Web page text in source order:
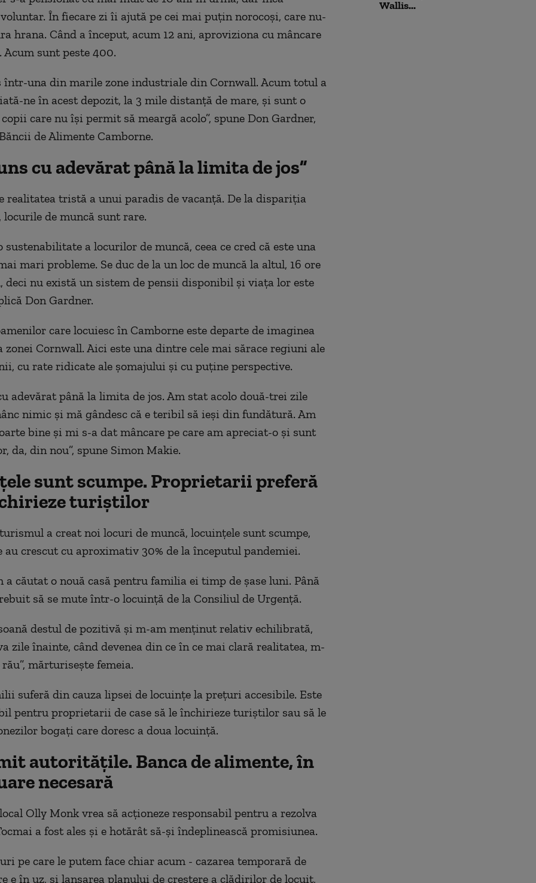
În fiecare zi îi ajută pe cei mai puțin norocoși, care nu-
hrana. Când a început, acum 12 ani, aproviziona cu mâncare
Acum sunt peste 400.
într-una din marile zone industriale din Cornwall. Acum totul a
ne în acest depozit, la 3 mile distanță de mare, și sunt o
care nu își permit să meargă acolo”, spune Don Gardner,
de Alimente Camborne.
cu adevărat până la limita de jos”
realitatea tristă a unui paradis de vacanță. De la dispariția
de muncă sunt rare.
sustenabilitate a locurilor de muncă, ceea ce cred că este una
mari probleme. Se duc de la un loc de muncă la altul, 16 ore
deci nu există un sistem de pensii disponibil și viața lor este
Don Gardner.
care locuiesc în Camborne este departe de imaginea
zonei Cornwall. Aici este una dintre cele mai sărace regiuni ale
cu rate ridicate ale șomajului și cu puține perspective.
adevărat până la limita de jos. Am stat acolo două-trei zile
nimic și mă gândesc că e teribil să ieși din fundătură. Am
bine și mi s-a dat mâncare pe care am apreciat-o și sunt
da, din nou”, spune Simon Makie.
sunt scumpe. Proprietarii preferă
turiștilor
a creat noi locuri de muncă, locuințele sunt scumpe,
crescut cu aproximativ 30% de la începutul pandemiei.
a căutat o nouă casă pentru familia ei timp de șase luni. Până
să se mute într-o locuință de la Consiliul de Urgență.
destul de pozitivă și m-am menținut relativ echilibrată,
zile înainte, când devenea din ce în ce mai clară realitatea, m-
mărturisește femeia.
suferă din cauza lipsei de locuințe la prețuri accesibile. Este
pentru proprietarii de case să le închirieze turiștilor sau să le
bogați care doresc a doua locuință.
autoritățile. Banca de alimente, în
necesară
Olly Monk vrea să acționeze responsabil pentru a rezolva
a fost ales și e hotărât să-și îndeplinească promisiunea.
pe care le putem face chiar acum - cazarea temporară de
e în uz, și lansarea planului de creștere a clădirilor de locuit,
Wallis...